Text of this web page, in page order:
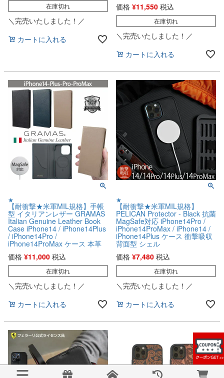
在庫切れ
＼完売いたしました！／
カートに入れる
価格 ¥11,550 税込
在庫切れ
＼完売いたしました！／
カートに入れる
★
【耐衝撃★米軍MIL規格】手帳
型 イタリアンレザー GRAMAS
Italian Genuine Leather Book
Case iPhone14 / iPhone14Plus
/ iPhone14Pro /
iPhone14ProMax ケース 本革
価格 ¥11,000 税込
在庫切れ
＼完売いたしました！／
カートに入れる
★
【耐衝撃★米軍MIL規格】
PELICAN Protector - Black 抗菌
MagSafe対応 iPhone14Pro /
iPhone14ProMax / iPhone14 /
iPhone14Plus ケース 衝撃吸収
背面型 シェル
価格 ¥7,480 税込
在庫切れ
＼完売いたしました！／
カートに入れる